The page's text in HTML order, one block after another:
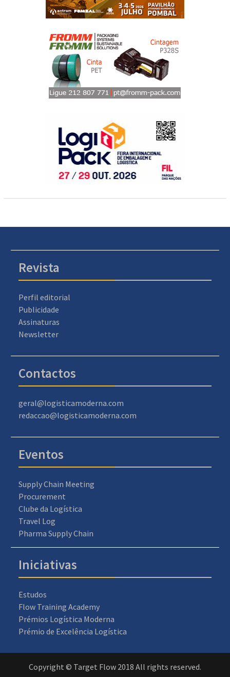
Revista
Perfil editorial
Publicidade
Assinaturas
Newsletter
Contactos
geral@logisticamoderna.com
redaccao@logisticamoderna.com
Eventos
Supply Chain Meeting
Procurement
Clube da Logística
Travel Log
Pharma Supply Chain
Iniciativas
Estudos
Flow Training Academy
Prémios Logística Moderna
Prémio de Excelência Logística
Copyright © Target Flow 2018 All rights reserved.